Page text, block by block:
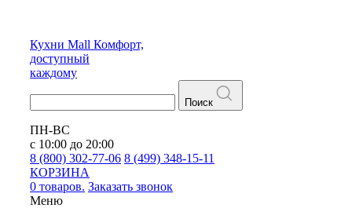
Кухни Mall Комфорт,
доступный
каждому
Поиск
ПН-ВС
с 10:00 до 20:00
8 (800) 302-77-06 8 (499) 348-15-11
КОРЗИНА
0 товаров. Заказать звонок
Меню